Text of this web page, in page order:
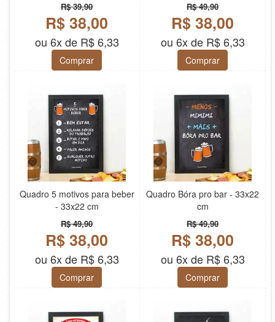
R$ 39,90
R$ 38,00
ou 6x de R$ 6,33
Comprar
R$ 49,90
R$ 38,00
ou 6x de R$ 6,33
Comprar
Quadro 5 motivos para beber
- 33x22 cm
R$ 49,90
R$ 38,00
ou 6x de R$ 6,33
Comprar
Quadro Bóra pro bar - 33x22
cm
R$ 49,90
R$ 38,00
ou 6x de R$ 6,33
Comprar